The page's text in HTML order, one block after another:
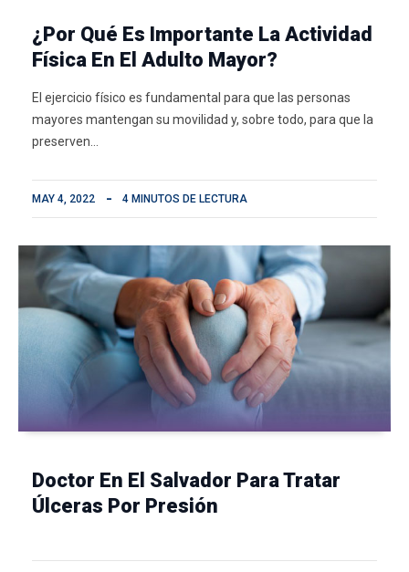
¿Por Qué Es Importante La Actividad
Física En El Adulto Mayor?
El ejercicio físico es fundamental para que las personas
mayores mantengan su movilidad y, sobre todo, para que la
preserven…
MAY 4, 2022 4 MINUTOS DE LECTURA
Doctor En El Salvador Para Tratar
Úlceras Por Presión